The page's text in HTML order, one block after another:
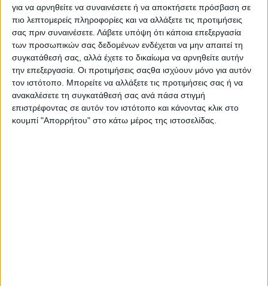
για να αρνηθείτε να συναινέσετε ή να αποκτήσετε πρόσβαση σε
πιο λεπτομερείς πληροφορίες και να αλλάξετε τις προτιμήσεις
σας πριν συναινέσετε. Λάβετε υπόψη ότι κάποια επεξεργασία
των προσωπικών σας δεδομένων ενδέχεται να μην απαιτεί τη
συγκατάθεσή σας, αλλά έχετε το δικαίωμα να αρνηθείτε αυτήν
την επεξεργασία. Οι προτιμήσεις σαςθα ισχύουν μόνο για αυτόν
τον ιστότοπο. Μπορείτε να αλλάξετε τις προτιμήσεις σας ή να
ανακαλέσετε τη συγκατάθεσή σας ανά πάσα στιγμή
επιστρέφοντας σε αυτόν τον ιστότοπο και κάνοντας κλικ στο
κουμπί "Απορρήτου" στο κάτω μέρος της ιστοσελίδας.
IN
ΑΓΡΊΝΙΟ
Δήμος Αγρινίου | Νέοι έλεγχοι πρόσβασης
στους πεζοδρόμους
on
7 Αυγούστου 2026